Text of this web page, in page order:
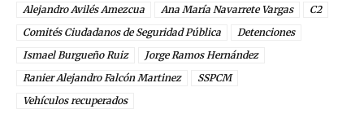
Alejandro Avilés Amezcua
Ana María Navarrete Vargas
C2
Comités Ciudadanos de Seguridad Pública
Detenciones
Ismael Burgueño Ruiz
Jorge Ramos Hernández
Ranier Alejandro Falcón Martinez
SSPCM
Vehículos recuperados